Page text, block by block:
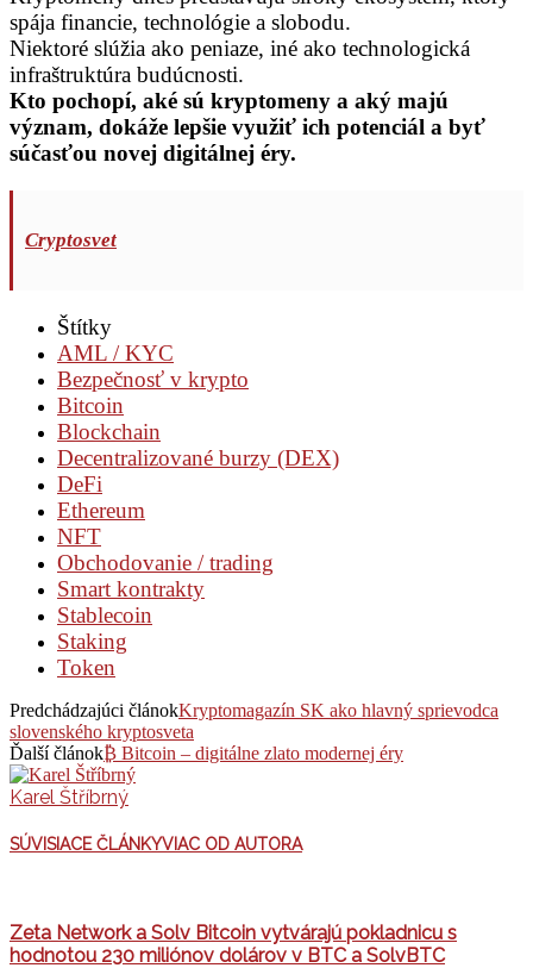
spája financie, technológie a slobodu.
Niektoré slúžia ako peniaze, iné ako technologická
infraštruktúra budúcnosti.
Kto pochopí, aké sú kryptomeny a aký majú
význam, dokáže lepšie využiť ich potenciál a byť
súčasťou novej digitálnej éry.
Cryptosvet
Štítky
AML / KYC
Bezpečnosť v krypto
Bitcoin
Blockchain
Decentralizované burzy (DEX)
DeFi
Ethereum
NFT
Obchodovanie / trading
Smart kontrakty
Stablecoin
Staking
Token
Predchádzajúci článokKryptomagazín SK ako hlavný sprievodca
slovenského kryptosveta
Ďalší článok₿ Bitcoin – digitálne zlato modernej éry
Karel Štříbrný
SÚVISIACE ČLÁNKYVIAC OD AUTORA
Zeta Network a Solv Bitcoin vytvárajú pokladnicu s
hodnotou 230 miliónov dolárov v BTC a SolvBTC